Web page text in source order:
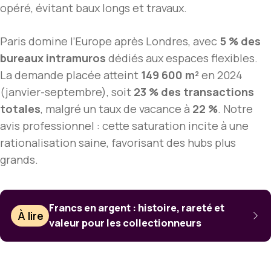
opéré, évitant baux longs et travaux.
Paris domine l’Europe après Londres, avec 5 % des
bureaux intramuros dédiés aux espaces flexibles.
La demande placée atteint 149 600 m² en 2024
(janvier-septembre), soit 23 % des transactions
totales, malgré un taux de vacance à 22 %. Notre
avis professionnel : cette saturation incite à une
rationalisation saine, favorisant des hubs plus
grands.
À lire
Francs en argent : histoire, rareté et
valeur pour les collectionneurs